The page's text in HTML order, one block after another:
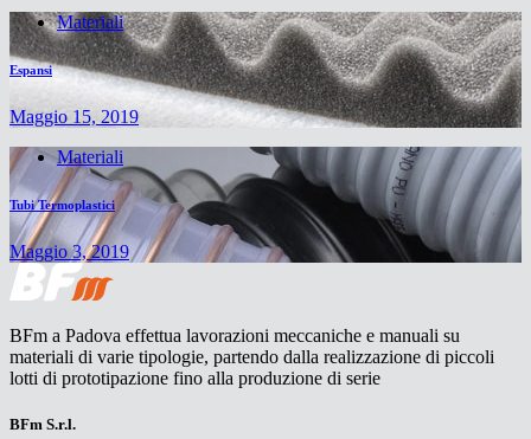
Materiali
Espansi
Maggio 15, 2019
Materiali
Tubi Termoplastici
Maggio 3, 2019
BFm a Padova effettua lavorazioni meccaniche e manuali su
materiali di varie tipologie, partendo dalla realizzazione di piccoli
lotti di prototipazione fino alla produzione di serie
BFm S.r.l.